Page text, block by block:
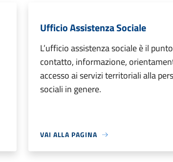
Ufficio Assistenza Sociale
L’ufficio assistenza sociale è il
contatto, informazione,
accesso ai servizi territoriali alla
sociali in genere.
VAI ALLA PAGINA